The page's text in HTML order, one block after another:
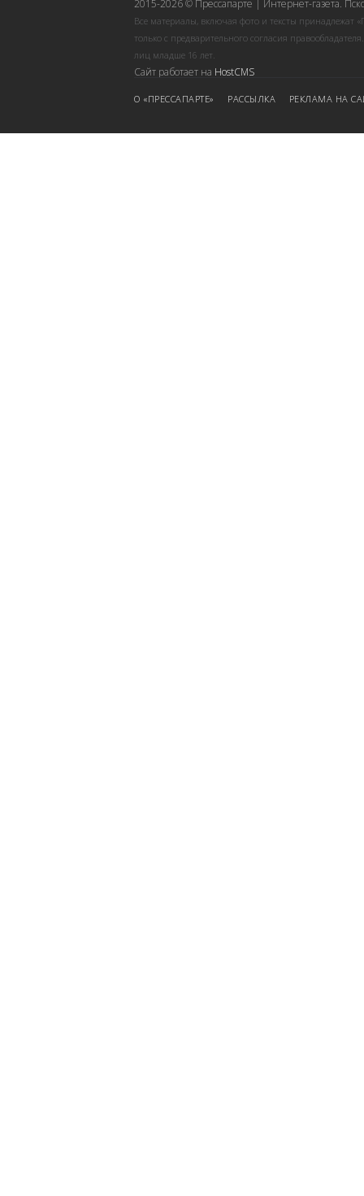
2015-2026 © Прессапарте | Интернет-газета.
Все материалы, включая фото и тексты принадлежат
только с предварительного согласия
лиц младше 16 лет.
Сайт работает на HostCMS
О «ПРЕССАПАРТЕ» РАССЫЛКА РЕКЛАМА НА